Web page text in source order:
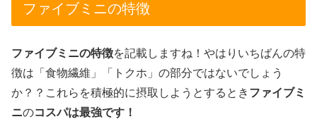
ファイブミニの特徴
ファイブミニの特徴を記載しますね！やはりいちばんの特
徴は「食物繊維」「トクホ」の部分ではないでしょう
か？？これらを積極的に摂取しようとするとき ファイブミ
ニのコスパは最強です！